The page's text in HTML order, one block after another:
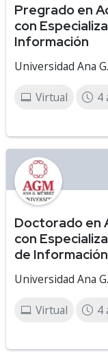
Pregrado en
con
Información
Universidad Ana
Virtual 4
Doctorado en
con
de Información
Universidad Ana
Virtual 4